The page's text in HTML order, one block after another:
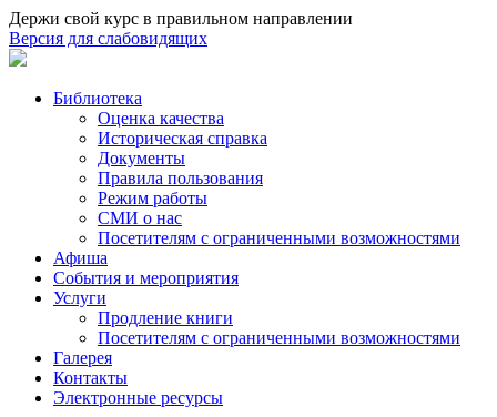
Держи свой курс в правильном направлении
Версия для слабовидящих
Библиотека
Оценка качества
Историческая справка
Документы
Правила пользования
Режим работы
СМИ о нас
Посетителям с ограниченными возможностями
Афиша
События и мероприятия
Услуги
Продление книги
Посетителям с ограниченными возможностями
Галерея
Контакты
Электронные ресурсы